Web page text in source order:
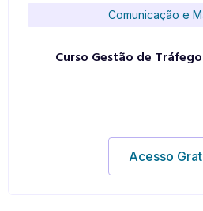
Comunicação e
Curso Gestão de
Acesso